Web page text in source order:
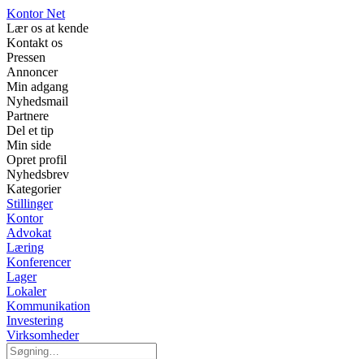
Kontor Net
Lær os at kende
Kontakt os
Pressen
Annoncer
Min adgang
Nyhedsmail
Partnere
Del et tip
Min side
Opret profil
Nyhedsbrev
Kategorier
Stillinger
Kontor
Advokat
Læring
Konferencer
Lager
Lokaler
Kommunikation
Investering
Virksomheder